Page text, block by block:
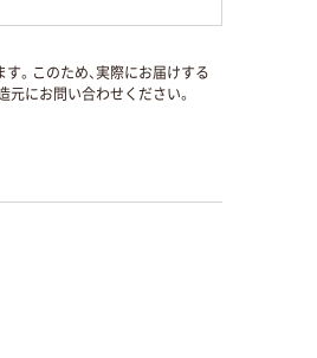
。このため、実際にお届けする
にお問い合わせください。